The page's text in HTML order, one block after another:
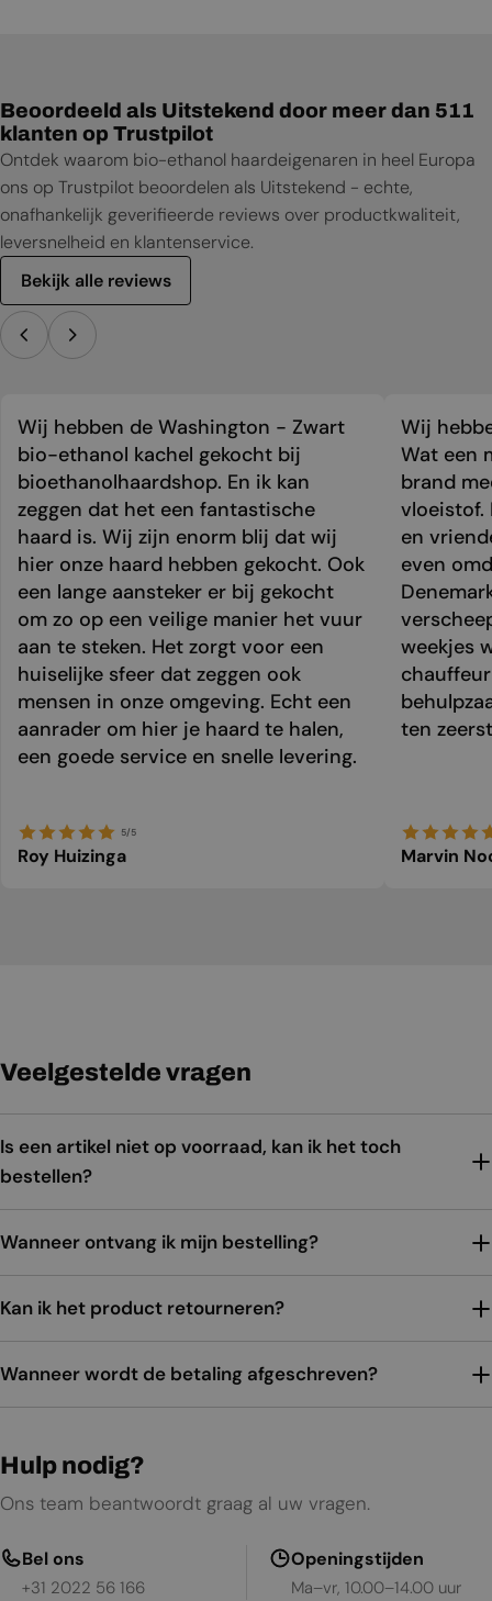
Beoordeeld als Uitstekend door meer dan 511
klanten op Trustpilot
Ontdek waarom bio-ethanol haardeigenaren in heel Europa
ons op Trustpilot beoordelen als Uitstekend - echte,
onafhankelijk geverifieerde reviews over productkwaliteit,
leversnelheid en klantenservice.
Bekijk alle reviews
Wij hebben de Washington - Zwart
bio-ethanol kachel gekocht bij
bioethanolhaardshop. En ik kan
zeggen dat het een fantastische
haard is. Wij zijn enorm blij dat wij
hier onze haard hebben gekocht. Ook
een lange aansteker er bij gekocht
om zo op een veilige manier het vuur
aan te steken. Het zorgt voor een
huiselijke sfeer dat zeggen ook
mensen in onze omgeving. Echt een
aanrader om hier je haard te halen,
een goede service en snelle levering.
5/5
Roy Huizinga
Wij
Wat een
brand
vloeistof.
en
even
weekjes
ten
Marvin
Veelgestelde vragen
Is een artikel niet op voorraad, kan ik het toch
bestellen?
Wanneer ontvang ik mijn bestelling?
Kan ik het product retourneren?
Wanneer wordt de betaling afgeschreven?
Hulp nodig?
Ons team beantwoordt graag al uw vragen.
Bel ons
+31 2022 56 166
Openingstijden
Ma–vr, 10.00–14.00 uur